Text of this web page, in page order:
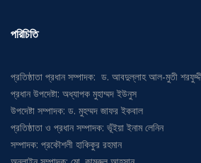
প্রতিষ্ঠাতা প্রধান সম্পাদক: ড. আবদুল্লাহ আল-মুতী শরফুদ্দীন
প্রধান উপদেষ্টা: অধ্যাপক মুহাম্মদ ইউনুস
উপদেষ্টা সম্পাদক: ড. মুহম্মদ জাফর ইকবাল
প্রতিষ্ঠাতা ও প্রধান সম্পাদক: ভূঁইয়া ইনাম লেনিন